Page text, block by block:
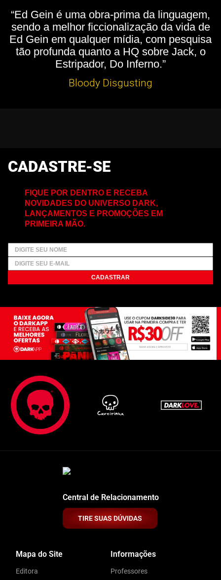
“Ed Gein é uma obra-prima da linguagem,
sendo a melhor ficcionalização da vida de
Ed Gein em qualquer mídia, com pesquisa
tão profunda quanto a HQ sobre Jack, o
Estripador, Do Inferno.”
Bloody Disgusting
CADASTRE-SE
FIQUE POR DENTRO E RECEBA
NOVIDADES DO UNIVERSO DARK,
LANÇAMENTOS E PROMOÇÕES EM
PRIMEIRA MÃO.
CADASTRAR
Central de Relacionamento
TIRE SUAS DÚVIDAS
Mapa do Site
Editora
Informações
Professores